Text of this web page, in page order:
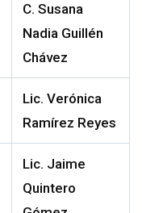
C. Susana
Nadia Guillén
Chávez
Lic. Verónica
Ramírez Reyes
Lic. Jaime
Quintero